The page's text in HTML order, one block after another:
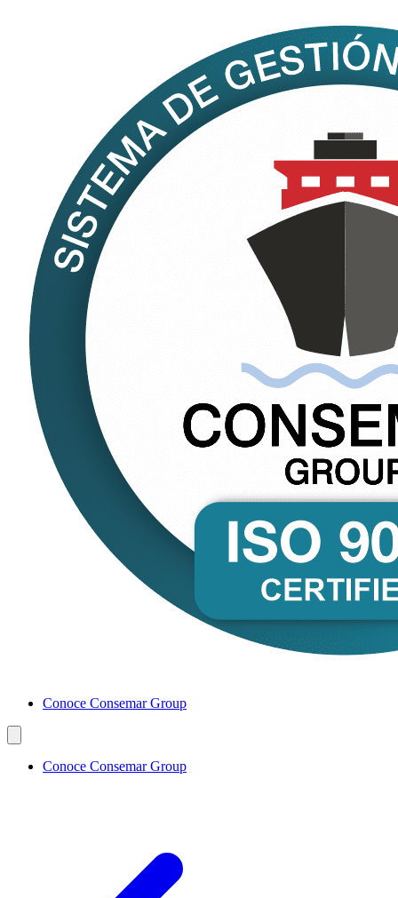
Conoce Consemar Group
Conoce Consemar Group